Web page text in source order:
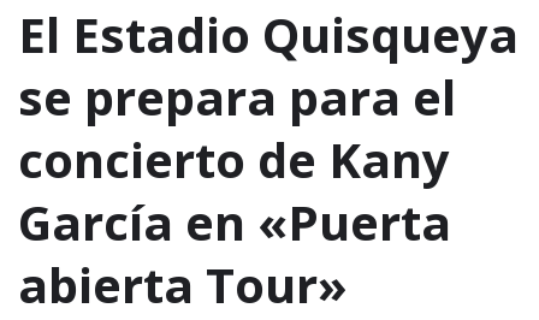
El Estadio Quisqueya
se prepara para el
concierto de Kany
García en «Puerta
abierta Tour»